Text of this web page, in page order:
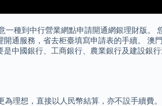
種到中行營業網點申請開通網銀理財版。
通服務，省去柜臺填寫申請表的手續。 澳
中國銀行、工商銀行、農業銀行及建設銀
理想，直接以人民幣結算，亦不設手續費